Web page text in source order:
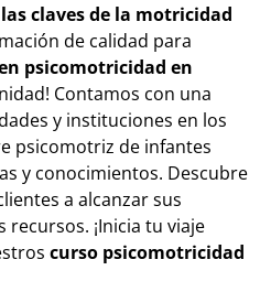
las claves de la motricidad
de calidad para
psicomotricidad en
Contamos con una
y instituciones en los
psicomotriz de infantes
y conocimientos. Descubre
a alcanzar sus
¡Inicia tu viaje
curso psicomotricidad